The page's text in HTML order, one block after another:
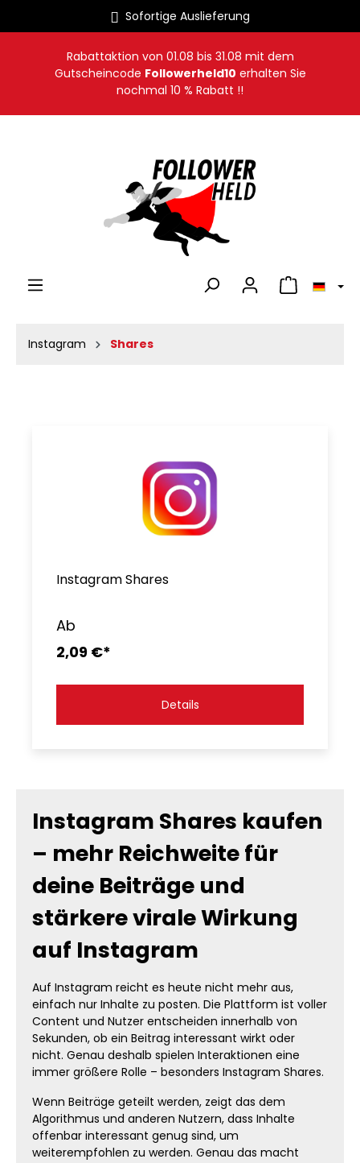
Sofortige Auslieferung
Rabattaktion von 01.08 bis 31.08 mit dem
Gutscheincode Followerheld10 erhalten Sie
nochmal 10 % Rabatt !!
Warenkorb
Instagram Shares
Instagram Shares
Ab
2,09 €*
Details
Instagram Shares kaufen
– mehr Reichweite für
deine Beiträge und
stärkere virale Wirkung
auf Instagram
Auf Instagram reicht es heute nicht mehr aus,
einfach nur Inhalte zu posten. Die Plattform ist voller
Content und Nutzer entscheiden innerhalb von
Sekunden, ob ein Beitrag interessant wirkt oder
nicht. Genau deshalb spielen Interaktionen eine
immer größere Rolle – besonders Instagram Shares.
Wenn Beiträge geteilt werden, zeigt das dem
Algorithmus und anderen Nutzern, dass Inhalte
offenbar interessant genug sind, um
weiterempfohlen zu werden. Genau das macht